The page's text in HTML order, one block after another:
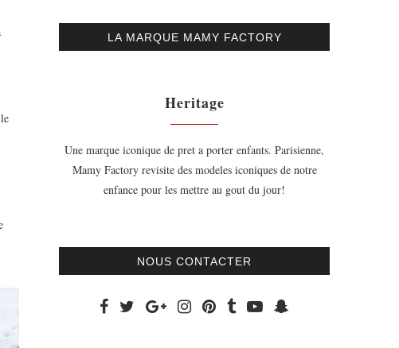
LA MARQUE MAMY FACTORY
Heritage
Une marque iconique de pret a porter enfants. Parisienne,
Mamy Factory revisite des modeles iconiques de notre
enfance pour les mettre au gout du jour!
NOUS CONTACTER